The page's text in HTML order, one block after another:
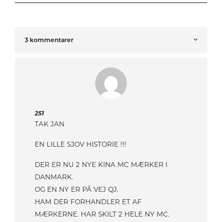
3 kommentarer
251
TAK JAN
EN LILLE SJOV HISTORIE !!!
DER ER NU 2 NYE KINA MC MÆRKER I
DANMARK.
OG EN NY ER PÅ VEJ QJ.
HAM DER FORHANDLER ET AF
MÆRKERNE. HAR SKILT 2 HELE NY MC.